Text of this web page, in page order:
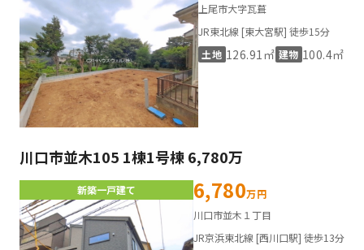
上尾市大字瓦葺
JR東北線 [東大宮駅] 徒歩15分
土地 126.91㎡ 建物 100.4㎡
川口市並木105 1棟1号棟 6,780万
新築一戸建て 6,780万円
川口市並木１丁目
JR京浜東北線 [西川口駅] 徒歩13分